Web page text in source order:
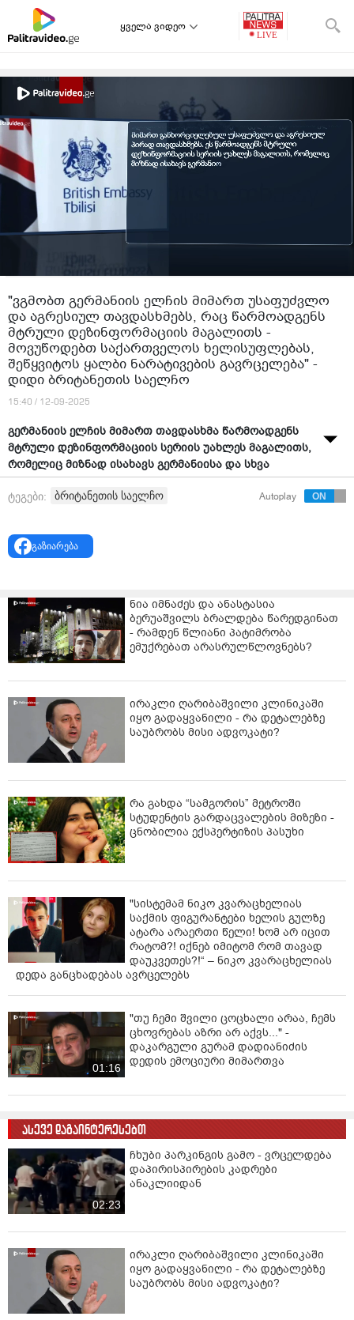
ყველა ვიდეო
"ვგმობთ გერმანიის ელჩის მიმართ უსაფუძვლო
და აგრესიულ თავდასხმებს, რაც წარმოადგენს
მტრული დეზინფორმაციის მაგალითს -
მოვუწოდებთ საქართველოს ხელისუფლებას,
შეწყვიტოს ყალბი ნარატივების გავრცელება" -
დიდი ბრიტანეთის საელჩო
15:40 / 12-09-2025
გერმანიის ელჩის მიმართ თავდასხმა წარმოადგენს
მტრული დეზინფორმაციის სერიის უახლეს მაგალითს,
რომელიც მიზნად ისახავს გერმანიისა და სხვა
ევროპული ქვეყნების დისკრედიტაციას,- ამის შესახებ
განცხადებას ბრიტანეთის საელჩო სოციალურ ქსელში
ბრიტანეთის დიპლომატიური მისია გმობს გერმანიის
ელჩის მიმართ განხორციელებულ თავდასხმას და მას
„დიდი ბრიტანეთი გმობს საქართველოში გერმანიის
ელჩის მიმართ განხორციელებულ უსაფუძვლო და
აგრესიულ პირად თავდასხმებს. ეს წარმოადგენს
მტრული დეზინფორმაციის სერიის უახლეს მაგალითს,
პარტნიორების, რომლებიც ათწლეულების
განმავლობაში საქართველოს გვერდით იდგნენ.
ჩვენ ვუერთდებით გერმანიას და მოვუწოდებთ
საქართველოს ხელისუფლებას, შეწყვიტოს ყალბი
ნარატივების გავრცელება საქართველოსა და მისი
ხალხის მიმართ დასავლური მხარდაჭერის შესახებ,“ -
ნათქვამია განცხადებაში.
ტეგები: ბრიტანეთის საელჩო Autoplay
გაზიარება
ნია იმნაძეს და ანასტასია
ბერუაშვილს ბრალდება წარედგინათ
- რამდენ წლიანი პატიმრობა
ემუქრებათ არასრულწლოვნებს?
ირაკლი ღარიბაშვილი კლინიკაში
იყო გადაყვანილი - რა დეტალებზე
საუბრობს მისი ადვოკატი?
რა გახდა “სამგორის” მეტროში
სტუდენტის გარდაცვალების მიზეზი -
ცნობილია ექსპერტიზის პასუხი
"სისტემამ ნიკო კვარაცხელიას
საქმის ფიგურანტები ხელის გულზე
ატარა არაერთი წელი! ხომ არ იცით
რატომ?! იქნებ იმიტომ რომ თავად
დაუკვეთეს?!“ – ნიკო კვარაცხელიას
დედა განცხადებას ავრცელებს
01:16
"თუ ჩემი შვილი ცოცხალი არაა, ჩემს
ცხოვრებას აზრი არ აქვს..." -
დაკარგული გურამ დადიანიძის
დედის ემოციური მიმართვა
ასევე დაგაინტერესებთ
02:23
ჩხუბი პარკინგის გამო - ვრცელდება
დაპირისპირების კადრები
ანაკლიიდან
ირაკლი ღარიბაშვილი კლინიკაში
იყო გადაყვანილი - რა დეტალებზე
საუბრობს მისი ადვოკატი?